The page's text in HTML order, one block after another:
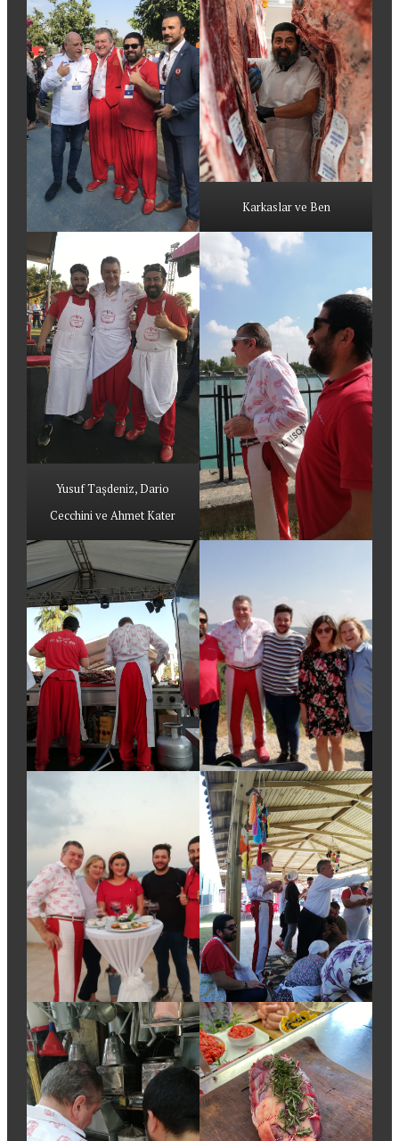
Karkaslar ve Ben
Yusuf Taşdeniz, Dario
Cecchini ve Ahmet Kater